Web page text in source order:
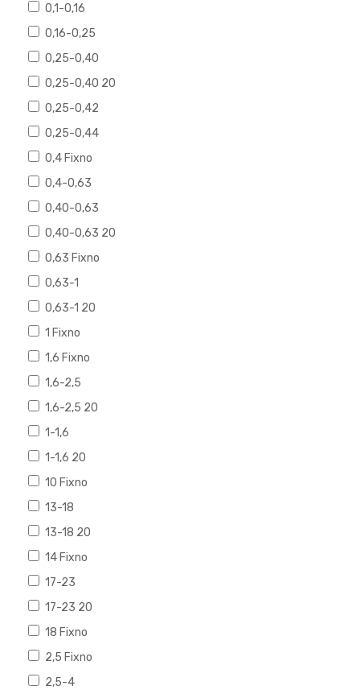
0,1-0,16
0,16-0,25
0,25-0,40
0,25-0,40 20
0,25-0,42
0,25-0,44
0,4 Fixno
0,4-0,63
0,40-0,63
0,40-0,63 20
0,63 Fixno
0,63-1
0,63-1 20
1 Fixno
1,6 Fixno
1,6-2,5
1,6-2,5 20
1-1,6
1-1,6 20
10 Fixno
13-18
13-18 20
14 Fixno
17-23
17-23 20
18 Fixno
2,5 Fixno
2,5-4